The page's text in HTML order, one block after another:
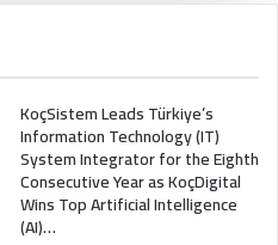
KoçSistem Leads Türkiye’s
Information Technology (IT)
System Integrator for the Eighth
Consecutive Year as KoçDigital
Wins Top Artificial Intelligence
(AI)…